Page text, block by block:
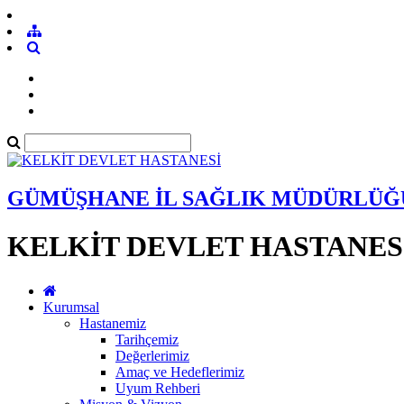
GÜMÜŞHANE İL SAĞLIK
KELKİT DEVLET
Kurumsal
Hastanemiz
Tarihçemiz
Değerlerimiz
Amaç ve Hedeflerimiz
Uyum Rehberi